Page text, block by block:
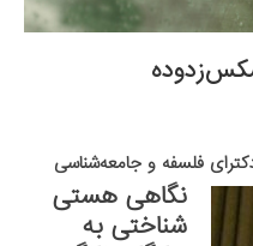
فلسفه و جامعه‌شناسی
نگاهی هستی
شناختی به